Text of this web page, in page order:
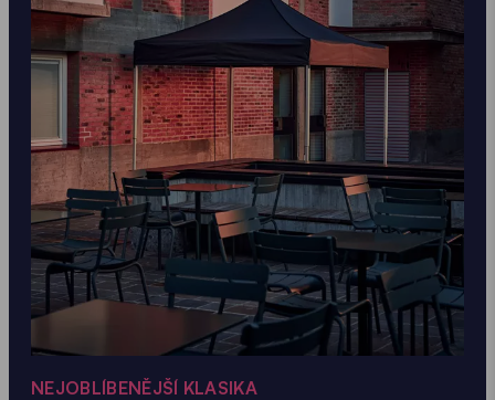
NEJOBLÍBENĚJŠÍ KLASIKA